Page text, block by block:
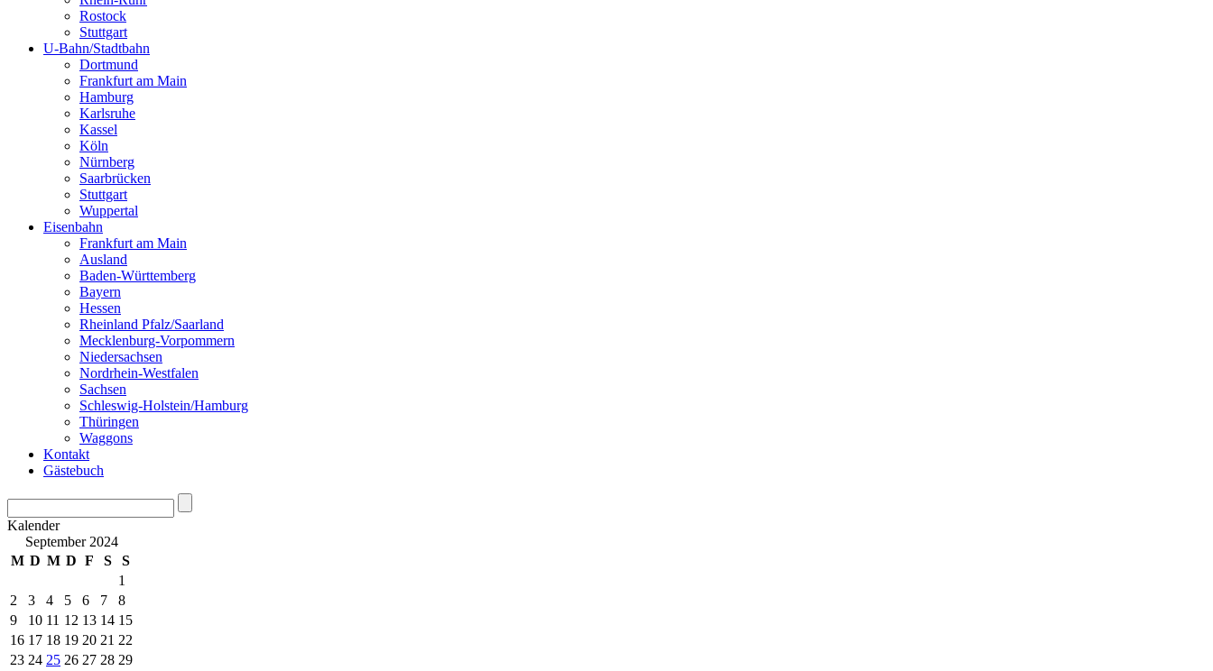
Rostock
Stuttgart
U-Bahn/Stadtbahn
Dortmund
Frankfurt am Main
Hamburg
Karlsruhe
Kassel
Köln
Nürnberg
Saarbrücken
Stuttgart
Wuppertal
Eisenbahn
Frankfurt am Main
Ausland
Baden-Württemberg
Bayern
Hessen
Rheinland Pfalz/Saarland
Mecklenburg-Vorpommern
Niedersachsen
Nordrhein-Westfalen
Sachsen
Schleswig-Holstein/Hamburg
Thüringen
Waggons
Kontakt
Gästebuch
Kalender
September 2024
M D M D F S
S
1
2
3 4 5 6 7
8
9
10 11 12 13 14 15
16 17 18 19 20 21 22
23 24 25 26 27 28 29